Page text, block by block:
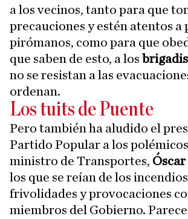
a los vecinos, tanto para que
precauciones y estén atentos a
pirómanos, como para que
que saben de esto, a los
no se resistan a las
ordenan.
Los tuits de Puente
Pero también ha aludido el
Partido Popular a los
ministro de Transportes,
los que se reían de los
frivolidades y provocaciones
miembros del Gobierno.